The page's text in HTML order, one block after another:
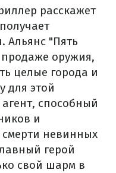
расскажет
Альянс "Пять
оружия,
целые города и
для этой
способный
и
смерти невинных
герой
свой шарм в